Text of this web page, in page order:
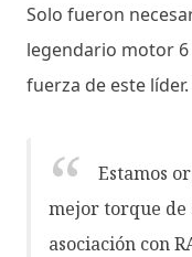
Solo fueron
legendario motor
fuerza de este líder.
Estamos
mejor torque de
asociación con